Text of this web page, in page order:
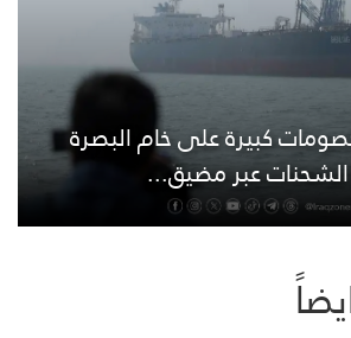
كبيرة على خام البصرة
الشحنات عبر مضيق...